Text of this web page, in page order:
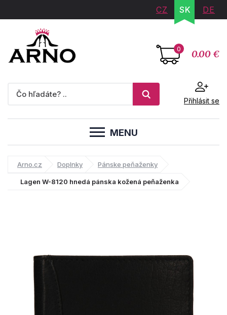
CZ SK DE
0 0.00 €
Přihlásit se
MENU
Arno.cz Doplnky Pánske peňaženky
Lagen W-8120 hnedá pánska kožená peňaženka